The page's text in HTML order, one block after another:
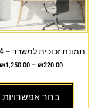
תמונת זכוכית למשרד – AU-014
₪220.00
–
₪1,250.00
בחר אפשרויות